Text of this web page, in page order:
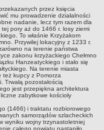
elektromagnetyczne
przez księcia
mu prowadzenie działalności
nadanie, lecz tym razem dla
pory aż do 1466 r. losy ziemi
To właśnie Krzyżakom
Przywilej lokacyjny z 1233 r.
na terenie państwa
zakonu krzyżackiego Chełmno
Hanzeatyckiego i stało się
Na terenie miasta
też kupcy z Pomorza
pozostałością
jest przepiękna architektura
zabytkowe kościoły
(1466) i traktatu rozbiorowego
samorządów szlacheckich
wyniku wojny trzynastoletniej
całego powiatu nastąpiło